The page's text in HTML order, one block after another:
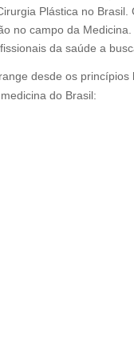
Plástica no
no campo da
da saúde a
desde os
do Brasil: